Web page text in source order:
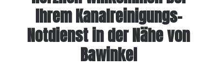
Ihrem Kanalreinigungs-
Notdienst in der Nähe von
Bawinkel